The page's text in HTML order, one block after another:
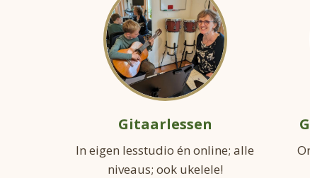
Gitaarlessen
In eigen lesstudio én online; alle
niveaus; ook ukelele!